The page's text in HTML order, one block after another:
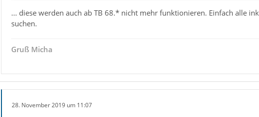
... diese werden auch ab TB 68.* nicht mehr funktionieren. Einfach alle
suchen.
Gruß Micha
28. November 2019 um 11:07